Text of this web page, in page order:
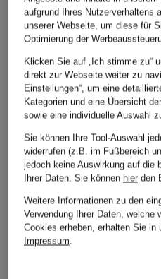
aufgrund Ihres Nutzerverhaltens
unserer Webseite, um diese für
Optimierung der
Klicken Sie auf „Ich stimme zu“
direkt zur Webseite weiter zu
Einstellungen“, um eine
Kategorien und eine Übersicht
sowie eine individuelle Auswahl
Sie können Ihre Tool-Auswahl
widerrufen (z.B. im Fußbereich
jedoch keine Auswirkung auf die
Ihrer Daten. Sie können hierden
Weitere Informationen zu den
Verwendung Ihrer Daten, welche
Cookies erheben, erhalten Sie in
Impressum.